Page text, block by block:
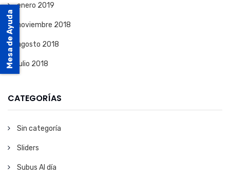
enero 2019
noviembre 2018
agosto 2018
julio 2018
CATEGORÍAS
Sin categoría
Sliders
Subus Al día
Mesa de Ayuda